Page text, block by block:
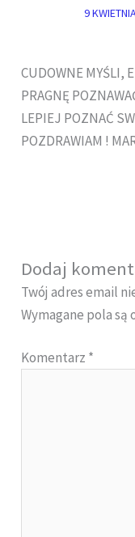
9
CUDOWNE MYŚLI,
PRAGNĘ
LEPIEJ POZNAĆ
POZDRAWIAM !
Dodaj
Twój adres email
Wymagane pola są
Komentarz *